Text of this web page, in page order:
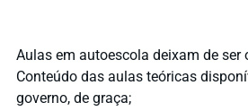
Aulas em autoescola deixam de ser
Conteúdo das aulas teóricas
governo, de graça;